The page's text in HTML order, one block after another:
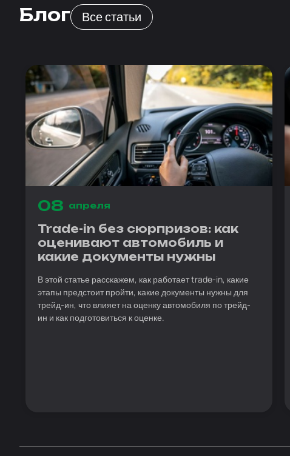
Блог Все статьи
08 апреля
Trade-in без сюрпризов: как
оценивают автомобиль и
какие документы нужны
В этой статье расскажем, как работает trade-in, какие
этапы предстоит пройти, какие документы нужны для
трейд-ин, что влияет на оценку автомобиля по трейд-
ин и как подготовиться к оценке.